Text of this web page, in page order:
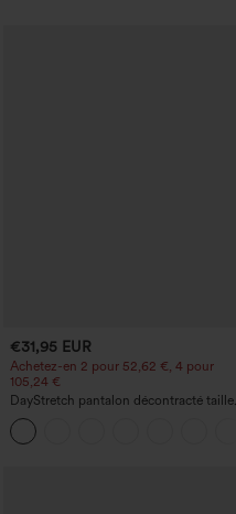
€31,95 EUR
Achetez-en 2 pour 52,62 €, 4 pour
105,24 €
DayStretch pantalon décontracté taille
haute avec poches et coupe droite